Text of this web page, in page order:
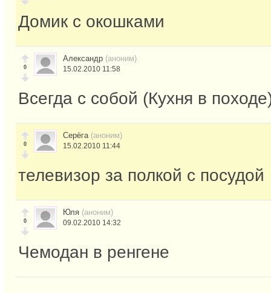
Домик с окошками
0
Александр (аноним)
15.02.2010 11:58
Всегда с собой (Кухня в
0
Серёга (аноним)
15.02.2010 11:44
телевизор за полкой с посудой
0
Юля (аноним)
09.02.2010 14:32
Чемодан в ренгене